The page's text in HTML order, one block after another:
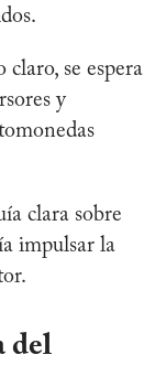
se espera
y
clara sobre
impulsar la
del